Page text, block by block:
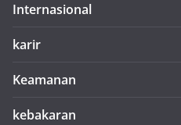
Internasional
karir
Keamanan
kebakaran